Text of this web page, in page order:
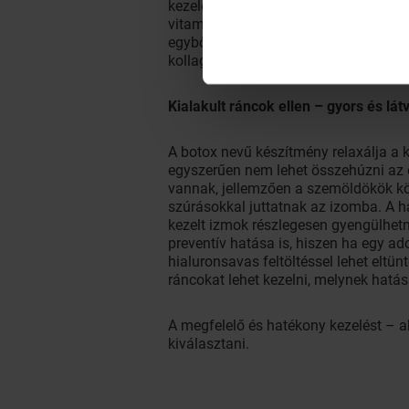
kezelés hatékonyságát tovább lehet
vitaminok, revitalizáló anyagok)
egyből javul a bőr állaga, az apró
kollagén szintézis. Egy 4
Kialakult ráncok ellen – gyors és
A botox nevű készítmény relaxálja a
egyszerűen nem lehet összehúzni
vannak, jellemzően a szemöldökök
szúrásokkal juttatnak az izomba. A
kezelt izmok részlegesen
preventív hatása is, hiszen ha egy
hialuronsavas feltöltéssel lehet
ráncokat lehet kezelni, melynek
A megfelelő és hatékony kezelést –
kiválasztani.